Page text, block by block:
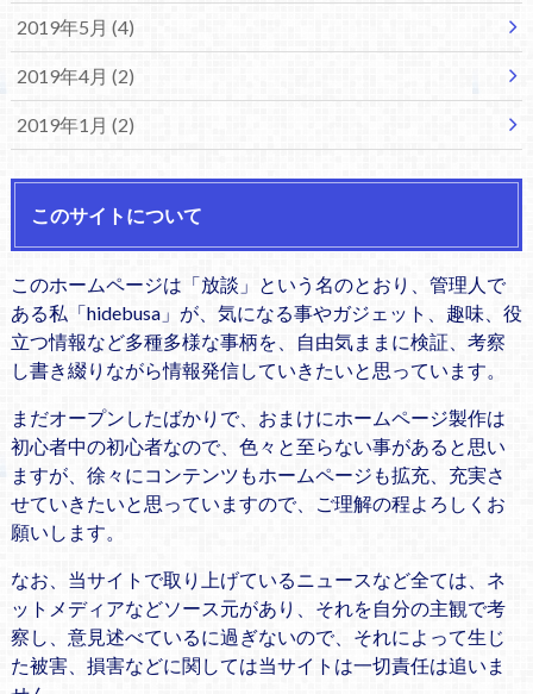
2019年5月 (4)
2019年4月 (2)
2019年1月 (2)
このサイトについて
このホームページは「放談」という名のとおり、管理人で
ある私「hidebusa」が、気になる事やガジェット、趣味、役
立つ情報など多種多様な事柄を、自由気ままに検証、考察
し書き綴りながら情報発信していきたいと思っています。
まだオープンしたばかりで、おまけにホームページ製作は
初心者中の初心者なので、色々と至らない事があると思い
ますが、徐々にコンテンツもホームページも拡充、充実さ
せていきたいと思っていますので、ご理解の程よろしくお
願いします。
なお、当サイトで取り上げているニュースなど全ては、ネ
ットメディアなどソース元があり、それを自分の主観で考
察し、意見述べているに過ぎないので、それによって生じ
た被害、損害などに関しては当サイトは一切責任は追いま